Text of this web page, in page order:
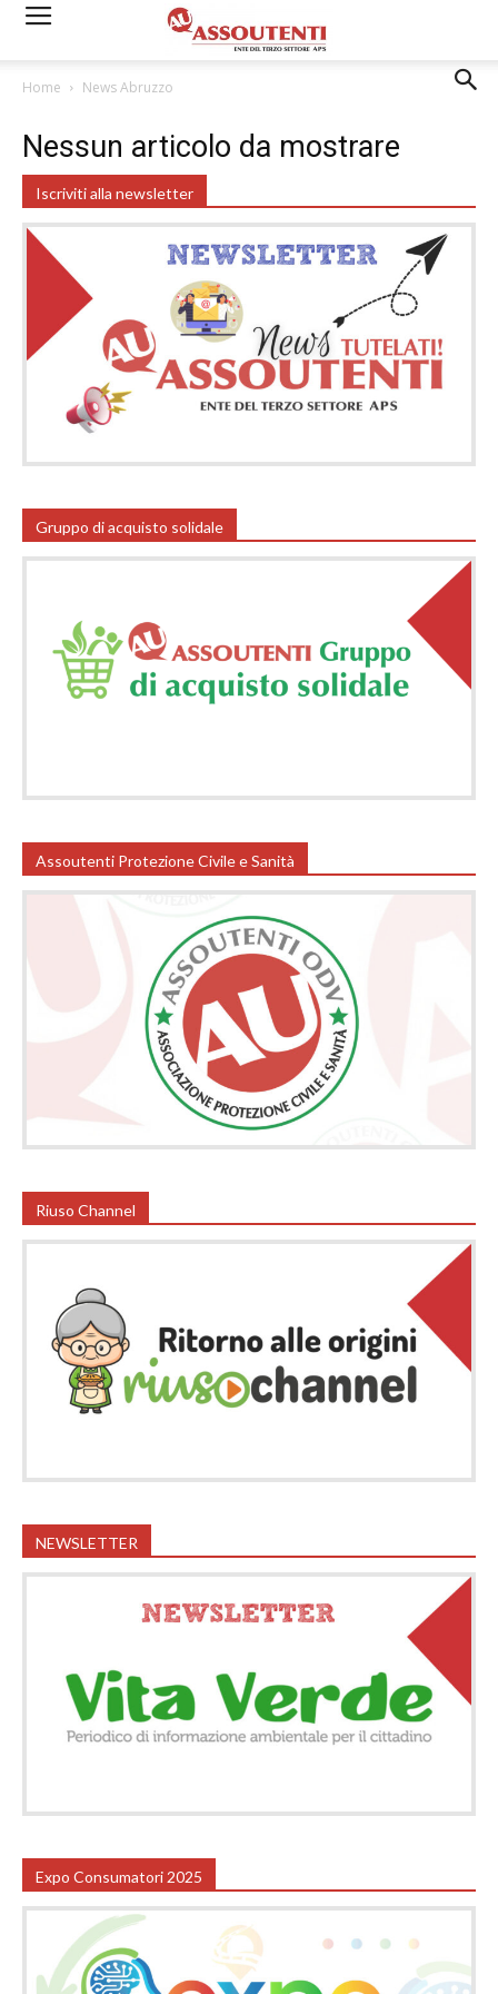
Home News Abruzzo
Nessun articolo da mostrare
Iscriviti alla newsletter
Gruppo di acquisto solidale
Assoutenti Protezione Civile e Sanità
Riuso Channel
NEWSLETTER
Expo Consumatori 2025